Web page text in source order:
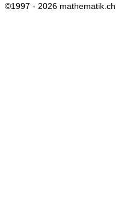
©1997 - 2026 mathematik.ch